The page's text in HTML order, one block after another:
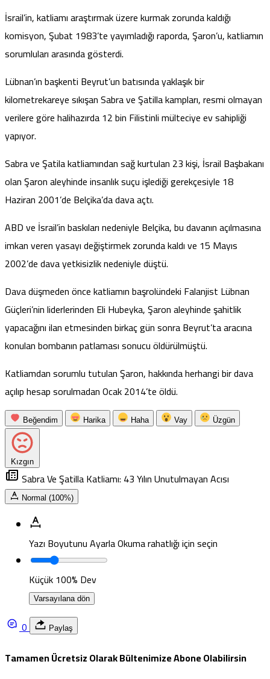
İsrail’in, katliamı araştırmak üzere kurmak zorunda kaldığı
komisyon, Şubat 1983’te yayımladığı raporda, Şaron’u, katliamın
sorumluları arasında gösterdi.
Lübnan’ın başkenti Beyrut’un batısında yaklaşık bir
kilometrekareye sıkışan Sabra ve Şatilla kampları, resmi olmayan
verilere görehalihazırda 12 bin Filistinli mülteciye ev sahipliği
yapıyor.
Sabra ve Şatila katliamından sağ kurtulan 23 kişi, İsrail Başbakanı
olan Şaron aleyhinde insanlık suçu işlediği gerekçesiyle 18
Haziran 2001’de Belçika’da dava açtı.
ABD ve İsrail’in baskıları nedeniyle Belçika, bu davanın açılmasına
imkan veren yasayı değiştirmek zorunda kaldı ve 15 Mayıs
2002’de dava yetkisizlik nedeniyle düştü.
Dava düşmeden önce katliamın başrolündeki Falanjist Lübnan
Güçleri’nin liderlerinden Eli Hubeyka, Şaron aleyhinde şahitlik
yapacağını ilan etmesinden birkaç gün sonra Beyrut’ta aracına
konulan bombanın patlaması sonucu öldürülmüştü.
Katliamdan sorumlu tutulan Şaron, hakkında herhangi bir dava
açılıp hesap sorulmadan Ocak 2014’te öldü.
Beğendim Harika Haha Vay Üzgün
Kızgın
Sabra Ve Şatilla Katliamı: 43 Yılın Unutulmayan Acısı
Normal (100%)
Yazı Boyutunu AyarlaOkuma rahatlığı için seçin
Küçük100% Dev
Varsayılana dön
0 Paylaş
Tamamen Ücretsiz Olarak Bültenimize Abone Olabilirsin